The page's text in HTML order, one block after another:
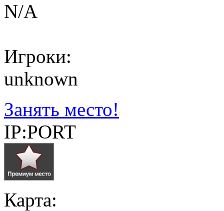
N/A
Игроки:
unknown
Занять место!
IP:PORT
Карта: